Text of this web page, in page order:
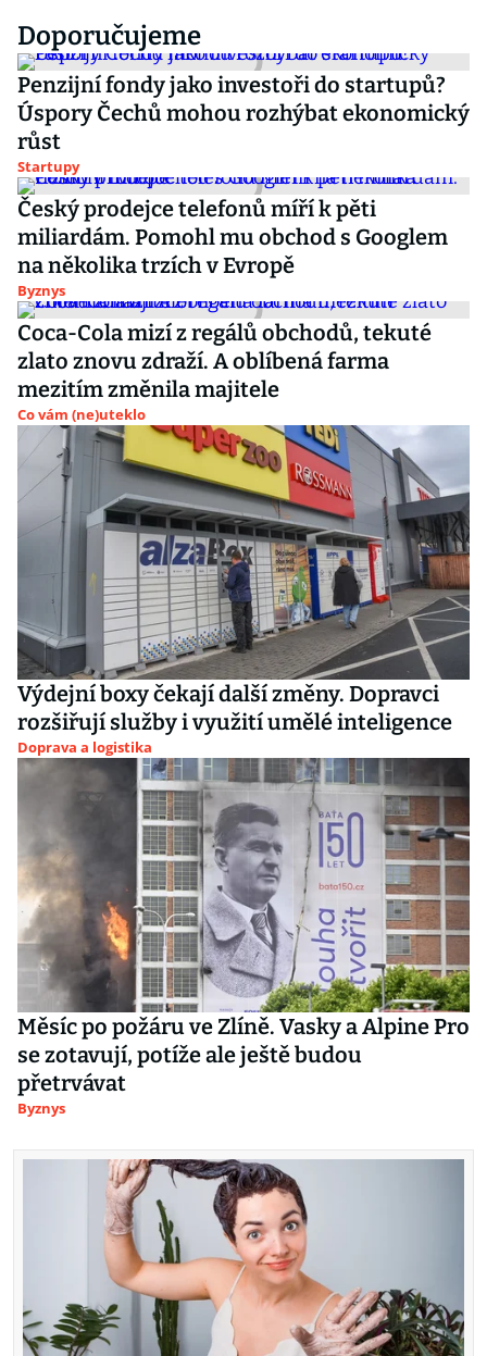
Doporučujeme
Penzijní fondy jako investoři do startupů?
Úspory Čechů mohou rozhýbat ekonomický
růst
Startupy
Český prodejce telefonů míří k pěti
miliardám. Pomohl mu obchod s Googlem
na několika trzích v Evropě
Byznys
Coca-Cola mizí z regálů obchodů, tekuté
zlato znovu zdraží. A oblíbená farma
mezitím změnila majitele
Co vám (ne)uteklo
Výdejní boxy čekají další změny. Dopravci
rozšiřují služby i využití umělé inteligence
Doprava a logistika
Měsíc po požáru ve Zlíně. Vasky a Alpine Pro
se zotavují, potíže ale ještě budou
přetrvávat
Byznys